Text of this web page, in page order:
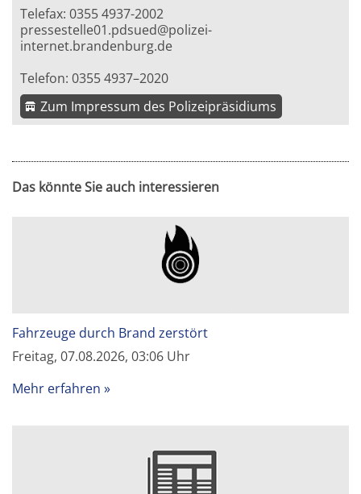
Telefax: 0355 4937-2002
pressestelle01.pdsued@polizei-
internet.brandenburg.de
Telefon: 0355 4937–2020
Zum Impressum des Polizeipräsidiums
Das könnte Sie auch interessieren
Fahrzeuge durch Brand zerstört
Freitag, 07.08.2026, 03:06 Uhr
Mehr erfahren